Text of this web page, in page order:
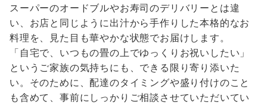
スーパーのオードブルやお寿司のデリバリーとは違
い、お店と同じように出汁から手作りした本格的なお
料理を、見た目も華やかな状態でお届けします。
「自宅で、いつもの畳の上でゆっくりお祝いしたい」
というご家族の気持ちにも、できる限り寄り添いた
い。そのために、配達のタイミングや盛り付けのこと
も含めて、事前にしっかりご相談させていただいてい